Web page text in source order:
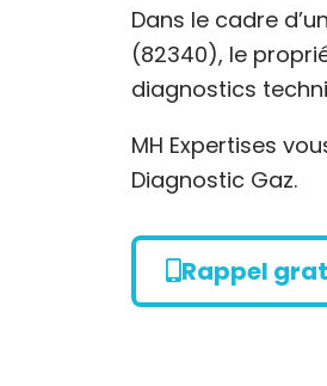
Dans le cadre
(82340), le
diagnostics
MH Expertises
Diagnostic Gaz.
Rappel